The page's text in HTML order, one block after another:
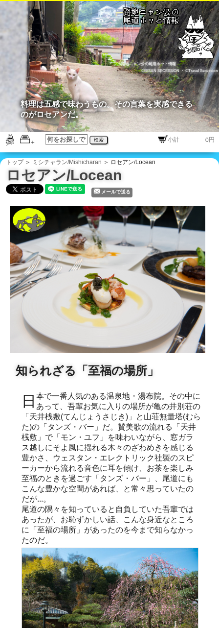
路地ニャン公の尾道ホット情報
©BISAN SECESSION
・©Travel Secession
検索 円
料理は五感で味わうもの。その言葉を実感できる
のがロセアンだ。
トップ＞ ミシチャラン/Mishicharan ＞ ロセアン/Locean
ロセアン/Locean
メールで送る
知られざる「至福の場所」
日本で一番人気のある温泉地・湯布院。その中に あって、吾輩お気に入りの場所が亀の井別荘の
「天井桟敷(てんじょうさじき)」と山荘無量塔(むら
た)の「タンズ・バー」だ。賛美歌の流れる「天井
桟敷」で「モン・ユフ」を味わいながら、窓ガラ
ス越しにそよ風に揺れる木々のざわめきを感じる
豊かさ、ウェスタン・エレクトリック社製のスピ
ーカーから流れる音色に耳を傾け、お茶を楽しみ
至福のときを過ごす「タンズ・バー」、尾道にも
こんな豊かな空間があれば、と常々思っていたの
だが...。
尾道の隅々を知っていると自負していた吾輩では
あったが、お恥ずかしい話、こんな身近なところ
に「至福の場所」があったのを今まで知らなかっ
たのだ。